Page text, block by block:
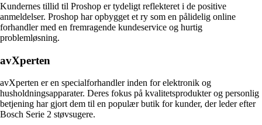
Kundernes tillid til Proshop er tydeligt reflekteret i de positive
anmeldelser. Proshop har opbygget et ry som en pålidelig online
forhandler med en fremragende kundeservice og hurtig
problemløsning.
avXperten
avXperten er en specialforhandler inden for elektronik og
husholdningsapparater. Deres fokus på kvalitetsprodukter og personlig
betjening har gjort dem til en populær butik for kunder, der leder efter
Bosch Serie 2 støvsugere.